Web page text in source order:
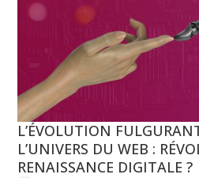
L’ÉVOLUTION
L’UNIVERS DU WEB :
RENAISSANCE DIGITALE ?